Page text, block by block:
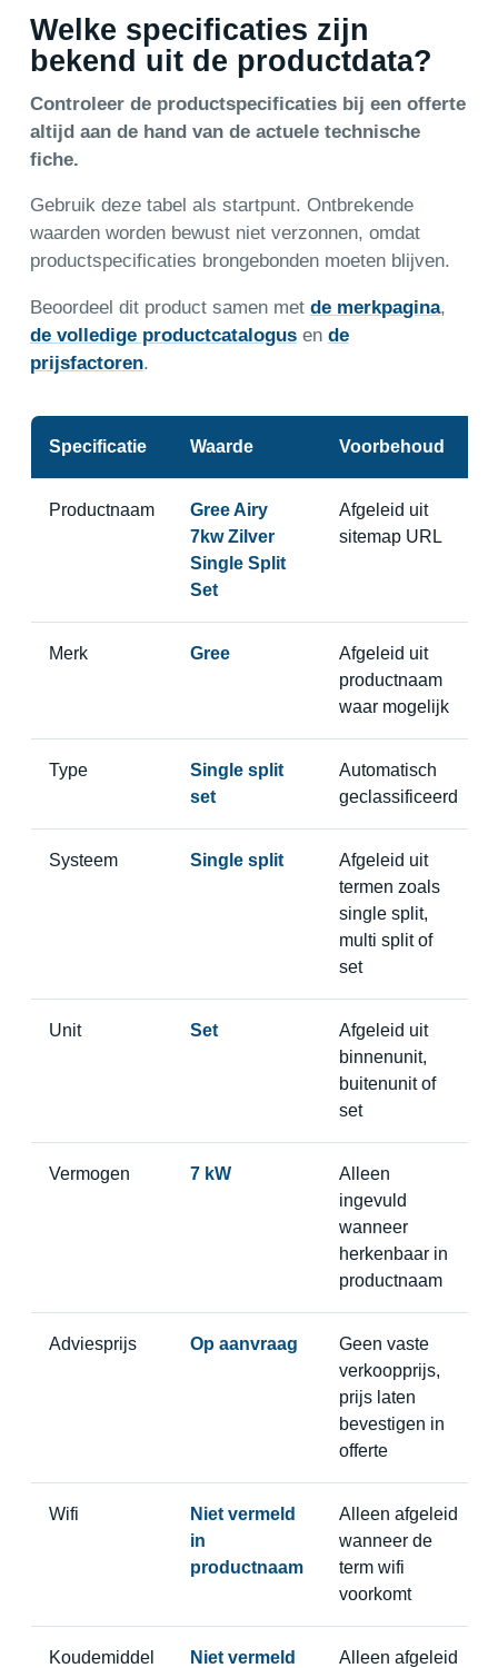
Welke specificaties zijn
bekend uit de productdata?
Controleer de productspecificaties bij een offerte
altijd aan de hand van de actuele technische
fiche.
Gebruik deze tabel als startpunt. Ontbrekende
waarden worden bewust niet verzonnen, omdat
productspecificaties brongebonden moeten blijven.
Beoordeel dit product samen met de merkpagina,
de volledige productcatalogusen de
prijsfactoren.
Specificatie Waarde Voorbehoud
Productnaam
Gree Airy
7kw Zilver
Single Split
Set
Afgeleid uit
sitemap URL
Merk Gree
Afgeleid uit
productnaam
waar mogelijk
Type
Single split
set
Automatisch
geclassificeerd
Systeem Single split
Afgeleid uit
termen zoals
single split,
multi split of
set
Unit Set
Afgeleid uit
binnenunit,
buitenunit of
set
Vermogen 7 kW
Alleen
ingevuld
wanneer
herkenbaar in
productnaam
Adviesprijs Op aanvraag
Geen vaste
verkoopprijs,
prijs laten
bevestigen in
offerte
Wifi
Niet vermeld
in
productnaam
Alleen afgeleid
wanneer de
term wifi
voorkomt
Koudemiddel
Niet vermeld
Alleen afgeleid